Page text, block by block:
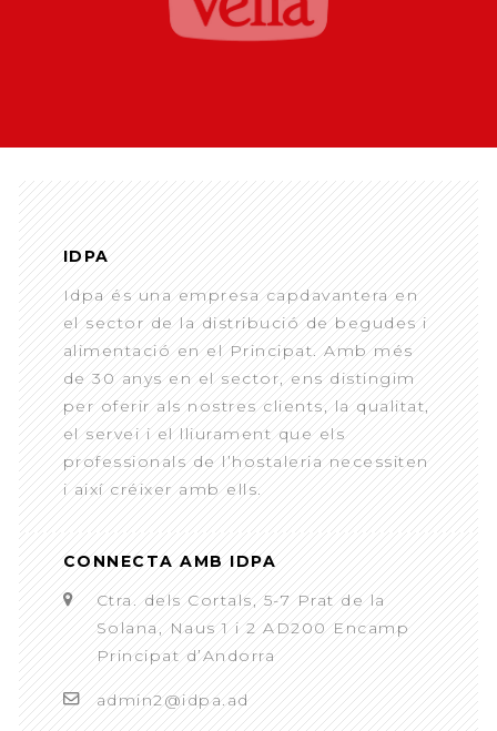
IDPA
Idpa és una empresa capdavantera en
el sector de la distribució de begudes i
alimentació en el Principat. Amb més
de 30 anys en el sector, ens distingim
per oferir als nostres clients, la qualitat,
el servei i el lliurament que els
professionals de l’hostaleria necessiten
i així créixer amb ells.
CONNECTA AMB IDPA
Ctra. dels Cortals, 5-7 Prat de la
Solana, Naus 1 i 2 AD200 Encamp
Principat d’Andorra
admin2@idpa.ad